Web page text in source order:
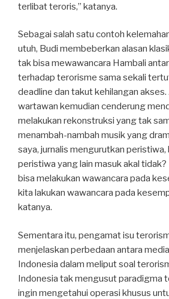
terlibat teroris,” katanya.
Sebagai salah satu contoh
utuh, Budi membeberkan alasan
tak bisa mewawancara Hambali
terhadap terorisme sama sekali
deadline dan takut kehilangan
wartawan kemudian cenderung
melakukan rekonstruksi yang tak
menambah-nambah musik yang
saya, jurnalis mengurutkan
peristiwa yang lain masuk akal tidak?
bisa melakukan wawancara pada
kita lakukan wawancara pada
katanya.
Sementara itu, pengamat isu
menjelaskan perbedaan antara
Indonesia dalam meliput soal
Indonesia tak mengusut paradigma
ingin mengetahui operasi khusus